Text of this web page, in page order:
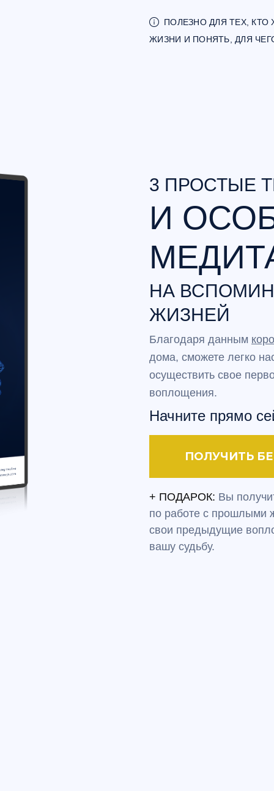
ПОЛЕЗНО ДЛЯ ТЕХ,
ЖИЗНИ И ПОНЯТЬ, ДЛЯ
И
НА
ЖИЗНЕЙ
Благодаря данным
дома, сможете легко
осуществить свое
воплощения.
3 ПРОСТЫЕ
ПОЛУЧИТЬ
+ ПОДАРОК: Вы
по работе с прошлыми
свои предыдущие
вашу судьбу.
Начните прямо